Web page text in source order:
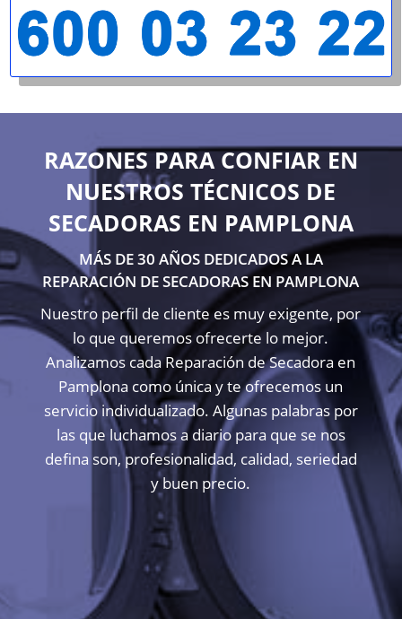
RAZONES PARA CONFIAR EN
NUESTROS TÉCNICOS DE
SECADORAS EN PAMPLONA
MÁS DE 30 AÑOS DEDICADOS A LA
REPARACIÓN DE SECADORAS EN PAMPLONA
Nuestro perfil de cliente es muy exigente, por
lo que queremos ofrecerte lo mejor.
Analizamos cada Reparación de Secadora en
Pamplona como única y te ofrecemos un
servicio individualizado. Algunas palabras por
las que luchamos a diario para que se nos
defina son, profesionalidad, calidad, seriedad
y buen precio.